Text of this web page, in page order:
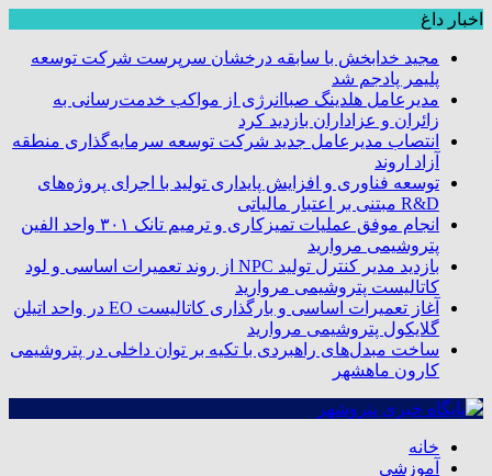
اخبار داغ
مجید خدابخش با سابقه درخشان سرپرست شرکت توسعه
پلیمر پادجم شد
مدیرعامل هلدینگ صباانرژی از مواکب خدمت‌رسانی به
زائران و عزاداران بازدید کرد
انتصاب مدیرعامل جدید شرکت توسعه سرمایه‌گذاری منطقه
آزاد اروند
توسعه فناوری و افزایش پایداری تولید با اجرای پروژه‌های
R&D مبتنی بر اعتبار مالیاتی
انجام موفق عملیات تمیزکاری و ترمیم تانک ۳۰۱ واحد الفین
پتروشیمی مروارید
بازدید مدیر کنترل تولید NPC از روند تعمیرات اساسی و لود
کاتالیست پتروشیمی مروارید
آغاز تعمیرات اساسی و بارگذاری کاتالیست EO در واحد اتیلن
گلایکول پتروشیمی مروارید
ساخت مبدل‌های راهبردی با تکیه بر توان داخلی در پتروشیمی
کارون ماهشهر
خانه
آموزشی